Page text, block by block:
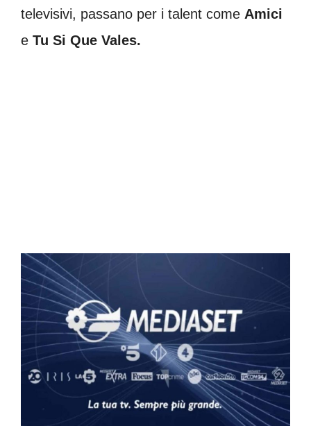
televisivi, passano per i talent come Amici
e Tu Si Que Vales.